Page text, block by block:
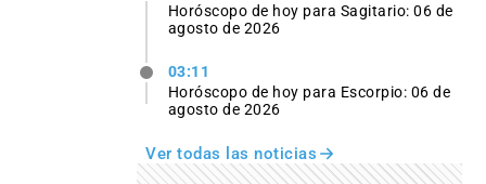
Horóscopo de hoy para Sagitario: 06 de
agosto de 2026
03:11
Horóscopo de hoy para Escorpio: 06 de
agosto de 2026
Ver todas las noticias